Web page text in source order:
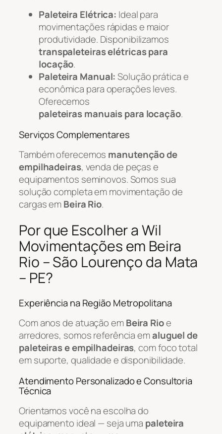
Paleteira Elétrica: Ideal para
movimentações rápidas e maior
produtividade. Disponibilizamos
transpaleteiras elétricas para
locação.
Paleteira Manual:Solução prática e
econômica para operações leves.
Oferecemos
paleteiras manuais para locação.
Serviços Complementares
Também oferecemos manutenção de
empilhadeiras, venda de peças e
equipamentos seminovos. Somos sua
solução completa em movimentação de
cargas emBeira Rio.
Por que Escolher a Wil
Movimentações em Beira
Rio – São Lourenço da Mata
– PE?
Experiência na Região Metropolitana
Com anos de atuação emBeira Rioe
arredores, somos referência emaluguel de
paleteiras e empilhadeiras, com foco total
em suporte, qualidade e disponibilidade.
Atendimento Personalizado e Consultoria
Técnica
Orientamos você na escolha do
equipamento ideal — seja uma paleteira